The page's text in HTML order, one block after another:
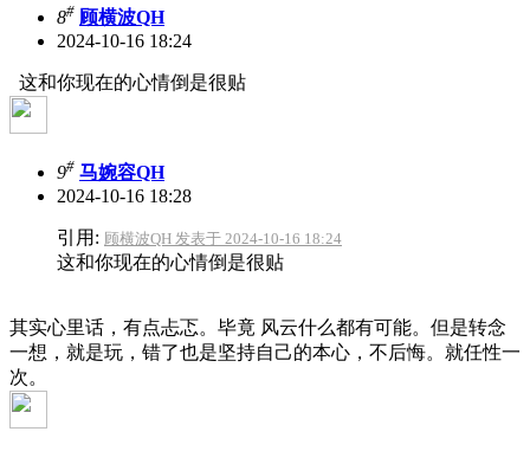
8# 顾横波QH
2024-10-16 18:24
这和你现在的心情倒是很贴
9# 马婉容QH
2024-10-16 18:28
引用: 顾横波QH 发表于 2024-10-16 18:24
这和你现在的心情倒是很贴
其实心里话，有点忐忑。毕竟 风云什么都有可能。但是转念
一想，就是玩，错了也是坚持自己的本心，不后悔。就任性一
次。